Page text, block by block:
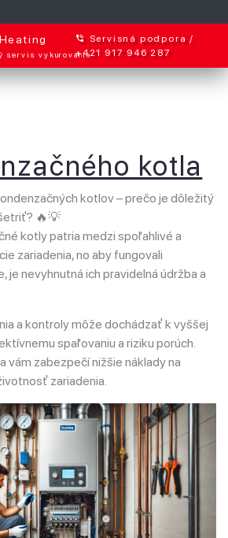
Heating
servis vykurovania
Servisná podpora /
+421 917 946 287
kotla
kotlov – prečo je dôležitý
🔥💡
kotly patria medzi spoľahlivé a
zariadenia, no aby fungovali
je nevyhnutná ich pravidelná údržba a
a kontroly môže dochádzať k vyššej
spaľovaniu a riziku porúch.
vám zabezpečí nižšie náklady na
zariadenia.